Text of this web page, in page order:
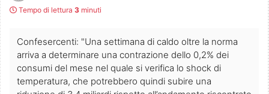
Tempo di lettura 3 minuti
Confesercenti: "Una settimana di caldo oltre la norma
arriva a determinare una contrazione dello 0,2% dei
consumi del mese nel quale si verifica lo shock di
temperatura, che potrebbero quindi subire una